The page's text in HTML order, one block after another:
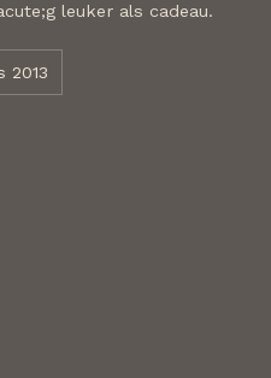
leuker als cadeau.
2013